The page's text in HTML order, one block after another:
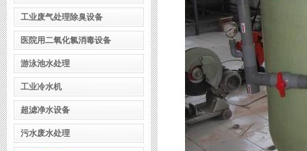
工业废气处理除臭设备
医院用二氧化氯消毒设备
游泳池水处理
工业冷水机
超滤净水设备
污水废水处理